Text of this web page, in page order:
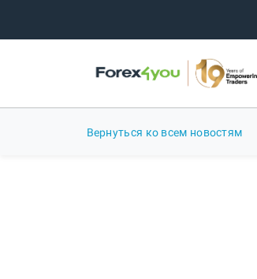
Вернуться ко всем новостям